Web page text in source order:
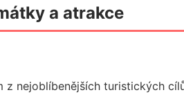
a atrakce
z nejoblíbenějších turistických